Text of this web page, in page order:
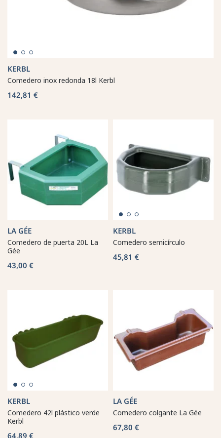
KERBL
Comedero inox redonda 18l Kerbl
142,81 €
LA GÉE
Comedero de puerta 20L La
Gée
43,00 €
KERBL
Comedero semicírculo
45,81 €
KERBL
Comedero 42l plástico verde
Kerbl
64,89 €
LA GÉE
Comedero colgante La Gée
67,80 €